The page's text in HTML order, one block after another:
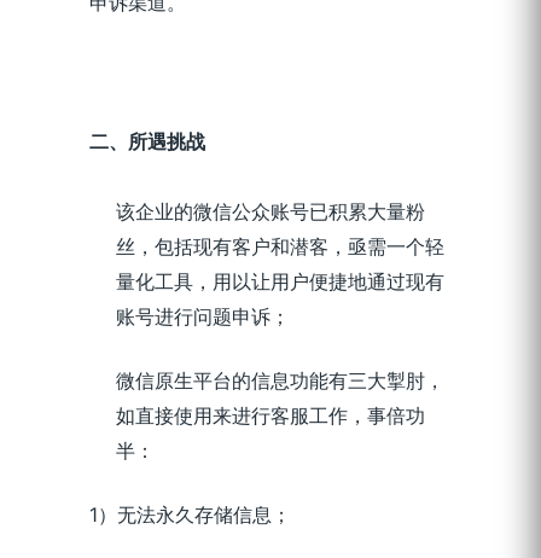
二、所遇挑战
该企业的微信公众账号已积累大量粉
丝，包括现有客户和潜客，亟需一个轻
量化工具，用以让用户便捷地通过现有
账号进行问题申诉 ；
微信原生平台的信息功能有三大掣肘 ，
如直接使用来进行客服工作，事倍功
半 ：
1）无法永久存储信息；